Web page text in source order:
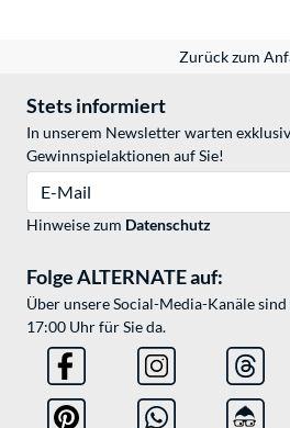
Zurück zum
Stets informiert
In unserem Newsletter warten
Gewinnspielaktionen auf Sie!
Hinweise zum Datenschutz
Folge ALTERNATE auf:
Über unsere Social-Media-Kanäle
17:00 Uhr für Sie da.